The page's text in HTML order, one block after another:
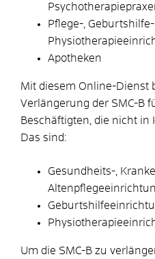
Pflege-,
Apotheken
Mit diesem Online-Dienst
Verlängerung der SMC-B
Beschäftigten, die nicht in
Das sind:
Gesundheits-,
Um die SMC-B zu